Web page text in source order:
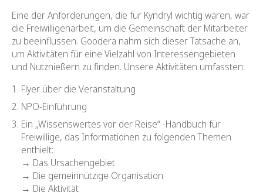
Eine der Anforderungen, die für Kyndryl wichtig waren, war
die Freiwilligenarbeit, um die Gemeinschaft der Mitarbeiter
zu beeinflussen. Goodera nahm sich dieser Tatsache an,
um Aktivitäten für eine Vielzahl von Interessengebieten
und Nutznießern zu finden. Unsere Aktivitäten umfassten:
Flyer über die Veranstaltung
NPO-Einführung
Ein „Wissenswertes vor der Reise“ -Handbuch für
Freiwillige, das Informationen zu folgenden Themen
enthielt:
→ Das Ursachengebiet
→ Die gemeinnützige Organisation
→ Die Aktivität